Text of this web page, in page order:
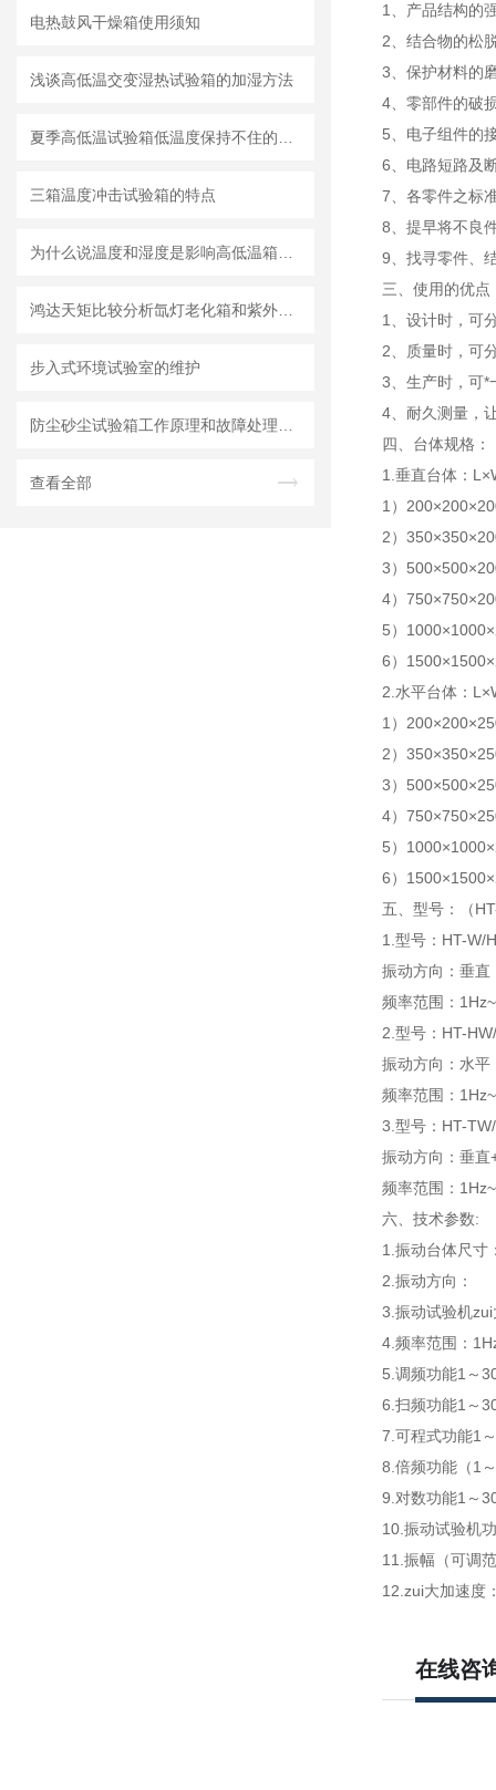
电热鼓风干燥箱使用须知
浅谈高低温交变湿热试验箱的加湿方法
三箱温度冲击试验箱的特点
步入式环境试验室的维护
查看全部
1、产品结构的
2、结合物的松
3、保护材料的
4、零部件的破
5、电子组件的
6、电路短路及
7、各零件之标
8、提早将不良
9、找寻零件、
三、使用的优点
1、设计时，可
2、质量时，可
3、生产时，可*
4、耐久测量，
四、 台体规格：
1.垂直台体：
1）
2）
3）
4）
5）
6）
2.水平台体：
1）
2）
3）
4）
5）
6）
五、 型号：（
1.型号：HT-W/
振动方向：垂直
频率范围：
2.型号：HT-
振动方向：水平
频率范围：
3.型号：HT-
振动方向：垂直
频率范围：
六、 技术参数:
1.振动台体尺寸
2.振动方向：
3.振动试验机
4.频率范围：
5.调频功能1～
6.扫频功能1～
7.可程式功能1
8.倍频功能（1
9.对数功能1～
10.振动试验机
11.振幅（可调
12.zui大加速度
在线咨